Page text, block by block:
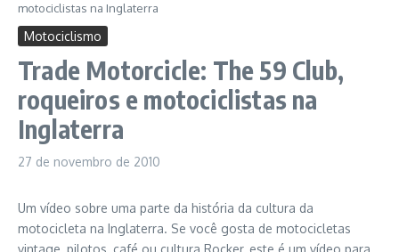
motociclistas na Inglaterra
Motociclismo
Trade Motorcicle: The 59 Club,
roqueiros e motociclistas na
Inglaterra
27 de novembro de 2010
Um vídeo sobre uma parte da história da cultura da
motocicleta na Inglaterra. Se você gosta de motocicletas
vintage, pilotos, café ou cultura Rocker, este é um vídeo para